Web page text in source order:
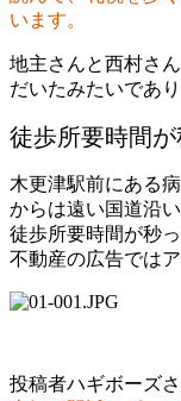
います。
地主さんと西村さ
だいたみたいであ
徒歩所要時間が
木更津駅前にある
からは遠い国道沿
徒歩所要時間が秒
不動産の広告では
投稿者ハギボーズ